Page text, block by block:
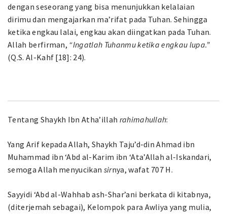
dengan seseorang yang bisa menunjukkan kelalaian
dirimu dan mengajarkan ma’rifat pada Tuhan. Sehingga
ketika engkau lalai, engkau akan diingatkan pada Tuhan.
Allah berfirman, “Ingatlah Tuhanmu ketika engkau lupa.”
(Q.S. Al-Kahf [18]: 24).
Tentang Shaykh Ibn Atha’illah rahimahullah:
Yang Arif kepada Allah, Shaykh Taju’d-din Ahmad ibn
Muhammad ibn ‘Abd al-Karim ibn ‘Ata’Allah al-Iskandari,
semoga Allah menyucikan sirnya, wafat 707 H.
Sayyidi ‘Abd al-Wahhab ash-Shar’ani berkata di kitabnya,
(diterjemah sebagai), Kelompok para Awliya yang mulia,